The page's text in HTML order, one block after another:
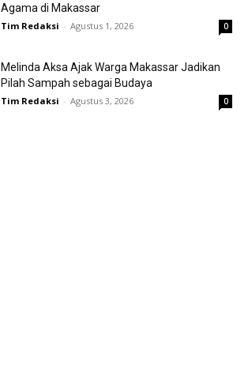
Agama di Makassar
Tim Redaksi - Agustus 1, 2026 0
Melinda Aksa Ajak Warga Makassar Jadikan
Pilah Sampah sebagai Budaya
Tim Redaksi - Agustus 3, 2026 0